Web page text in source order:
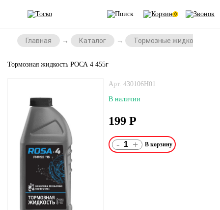
0
Главная Каталог Тормозные жидкости
Тормозная жидкость РОСА 4 455г
Арт. 430106Н01
В наличии
199 Р
- +